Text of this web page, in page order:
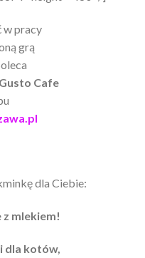
w pracy
grą
Cafe
dla Ciebie:
mlekiem!
dla kotów,